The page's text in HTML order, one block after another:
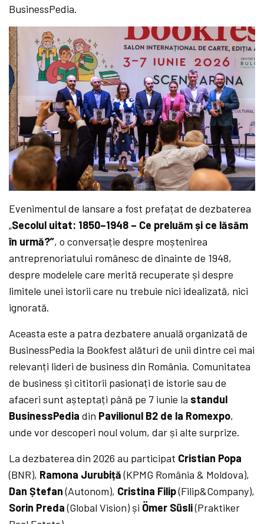
BusinessPedia.
Evenimentul de lansare a fost prefațat de dezbaterea
„Secolul uitat: 1850–1948 – Ce preluăm și ce lăsăm
în urmă?”, o conversație despre moștenirea
antreprenoriatului românesc de dinainte de 1948,
despre modelele care merită recuperate și despre
limitele unei istorii care nu trebuie nici idealizată, nici
ignorată.
Aceasta este a patra dezbatere anuală organizată de
BusinessPedia la Bookfest alături de unii dintre cei mai
relevanți lideri de business din România. Comunitatea
de business și cititorii pasionați de istorie sau de
afaceri sunt așteptați până pe 7 iunie la standul
BusinessPedia din Pavilionul B2 de la Romexpo,
unde vor descoperi noul volum, dar și alte surprize.
La dezbaterea din 2026 au participat Cristian Popa
(BNR), Ramona Jurubiță(KPMG România & Moldova),
Dan Ștefan(Autonom), Cristina Filip(Filip&Company),
Sorin Preda(Global Vision) și Ömer Süsli(Praktiker